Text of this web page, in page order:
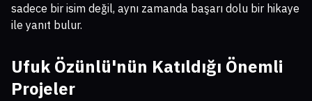
sadece bir isim değil, aynı zamanda başarı dolu bir hikaye
ile yanıt bulur.
Ufuk Özünlü'nün Katıldığı Önemli
Projeler